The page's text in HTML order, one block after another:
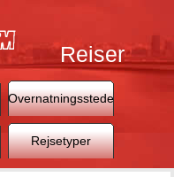
Rejser
Overnatningssteder
Rejsetyper